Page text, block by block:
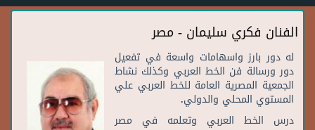
الفنان فكري سليمان - مصر
له دور بارز واسهامات واسعة في تفعيل
دور ورسالة فن الخط العربي وكذلك نشاط
الجمعية المصرية العامة للخط العربي علي
المستوي المحلي والدولي.
درس الخط العربي وتعلمه في مصر